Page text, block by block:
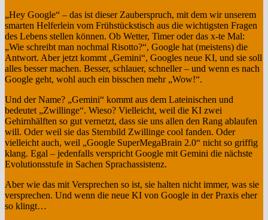
„Hey Google“ – das ist dieser Zauberspruch, mit dem wir unserem
smarten Helferlein vom Frühstückstisch aus die wichtigsten Fragen
des Lebens stellen können. Ob Wetter, Timer oder das x-te Mal:
„Wie schreibt man nochmal Risotto?“, Google hat (meistens) die
Antwort. Aber jetzt kommt „Gemini“, Googles neue KI, und sie soll
alles besser machen. Besser, schlauer, schneller – und wenn es nach
Google geht, wohl auch ein bisschen mehr „Wow!“.
Und der Name? „Gemini“ kommt aus dem Lateinischen und
bedeutet „Zwillinge“. Wieso? Vielleicht, weil die KI zwei
Gehirnhälften so gut vernetzt, dass sie uns allen den Rang ablaufen
will. Oder weil sie das Sternbild Zwillinge cool fanden. Oder
vielleicht auch, weil „Google SuperMegaBrain 2.0“ nicht so griffig
klang. Egal – jedenfalls verspricht Google mit Gemini die nächste
Evolutionsstufe in Sachen Sprachassistenz.
Aber wie das mit Versprechen so ist, sie halten nicht immer, was sie
versprechen. Und wenn die neue KI von Google in der Praxis eher
so klingt…